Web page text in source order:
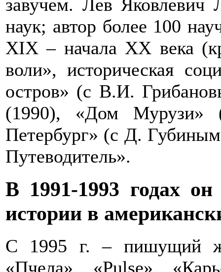
завучем. Лев Яковлевич
наук; автор более 100
XIX – начала XX века
воли», историческая
остров» (с В.И.
(1990), «Дом Мурузи»
Петербург» (с Д.
Путеводитель».
В 1991-1993 годах
истории в
С 1995 г. – пишущий
«Пчела», «Pulse»,